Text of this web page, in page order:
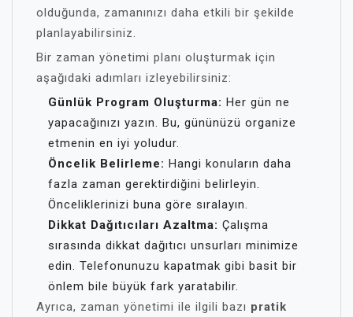
olduğunda, zamanınızı daha etkili bir şekilde
planlayabilirsiniz.
Bir zaman yönetimi planı oluşturmak için
aşağıdaki adımları izleyebilirsiniz:
Günlük Program Oluşturma: Her gün ne
yapacağınızı yazın. Bu, gününüzü organize
etmenin en iyi yoludur.
Öncelik Belirleme: Hangi konuların daha
fazla zaman gerektirdiğini belirleyin.
Önceliklerinizi buna göre sıralayın.
Dikkat Dağıtıcıları Azaltma: Çalışma
sırasında dikkat dağıtıcı unsurları minimize
edin. Telefonunuzu kapatmak gibi basit bir
önlem bile büyük fark yaratabilir.
Ayrıca, zaman yönetimi ile ilgili bazı pratik